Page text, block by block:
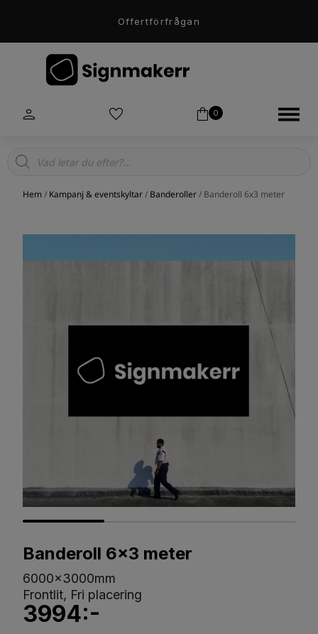
Offertförfrågan
0
Products
search
Hem/ Kampanj & eventskyltar/ Banderoller/ Banderoll 6x3 meter
Banderoll 6x3 meter
6000x3000mm
Frontlit, Fri placering
3994:-